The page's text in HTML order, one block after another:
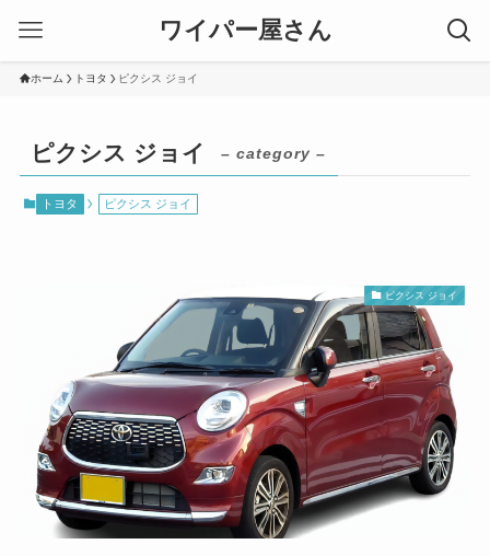
ワイパー屋さん
ホーム トヨタ ピクシス ジョイ
ピクシス ジョイ – category –
トヨタ ピクシス ジョイ
ピクシス ジョイ